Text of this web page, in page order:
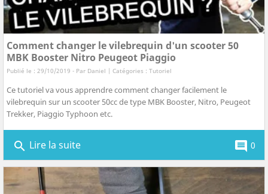
Comment changer le vilebrequin d'un scooter 50
MBK Booster Nitro Peugeot Piaggio
Publié le : 29/10/2019 - Par Daniel | Catégories : Tutoriel
Ce tutoriel va vous apprendre comment changer facilement le
vilebrequin sur un scooter 50cc de type MBK Booster, Nitro, Peugeot
Trekker, Piaggio Typhoon etc.
search Lire la suite comment 0